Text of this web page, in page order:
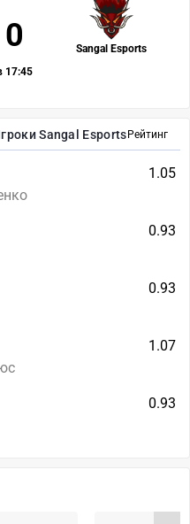
Рейтинг
Sangal Esports
1.05
0.93
0.93
1.07
0.93
Sangal Esports
0
17:45